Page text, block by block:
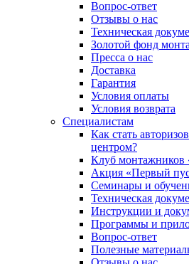
Вопрос-ответ
Отзывы о нас
Техническая
Золотой фонд
Пресса о нас
Доставка
Гарантия
Условия оплаты
Условия возврата
Специалистам
Как стать
центром?
Клуб монтажников
Акция «Первый
Семинары и
Техническая
Инструкции и
Программы и
Вопрос-ответ
Полезные